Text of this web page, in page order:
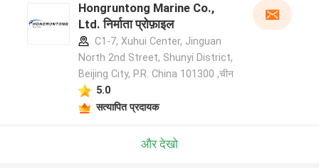
Hongruntong Marine Co.,
Ltd. निर्माता प्रोफ़ाइल
C1-7, Xuhui Center, Jinguan
North 2nd Street, Shunyi District,
Beijing City, P.R. China 101300 ,चीन
5.0
सत्यापित प्रदायक
और देखो